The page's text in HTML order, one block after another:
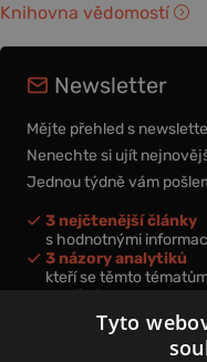
Knihovna vědomostí
Newsletter
Mějte přehled s
Nenechte si ujít
Jednou týdně vám
3 nejčtenější články
s hodnotnými
3 názory analytiků
kteří se těmto
nová videa a podcasty
k prohloubení vašich
Tyto